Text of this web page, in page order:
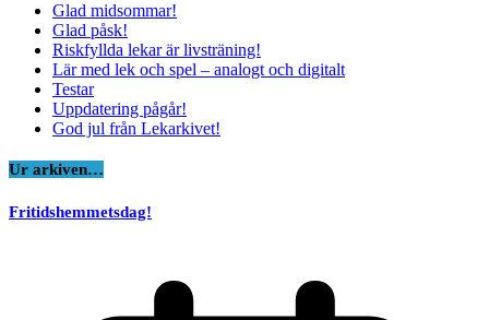
Glad midsommar!
Glad påsk!
Riskfyllda lekar är livsträning!
Lär med lek och spel – analogt och digitalt
Testar
Uppdatering pågår!
God jul från Lekarkivet!
Ur arkiven…
Fritidshemmetsdag!